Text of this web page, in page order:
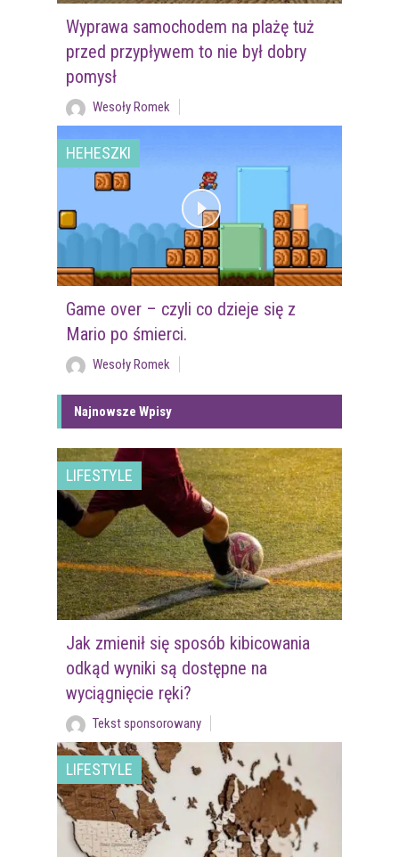
Wyprawa samochodem na plażę tuż
przed przypływem to nie był dobry
pomysł
Wesoły Romek
HEHESZKI
Game over – czyli co dzieje się z
Mario po śmierci.
Wesoły Romek
Najnowsze Wpisy
LIFESTYLE
Jak zmienił się sposób kibicowania
odkąd wyniki są dostępne na
wyciągnięcie ręki?
Tekst sponsorowany
LIFESTYLE